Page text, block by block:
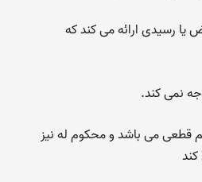
رسیدی ارائه می کند که
نمی کند.
قطعی می باشد و محکوم له نیز